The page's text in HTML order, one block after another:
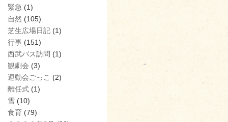
緊急 (1)
自然 (105)
芝生広場日記 (1)
行事 (151)
西武バス訪問 (1)
観劇会 (3)
運動会ごっこ (2)
離任式 (1)
雪 (10)
食育 (79)